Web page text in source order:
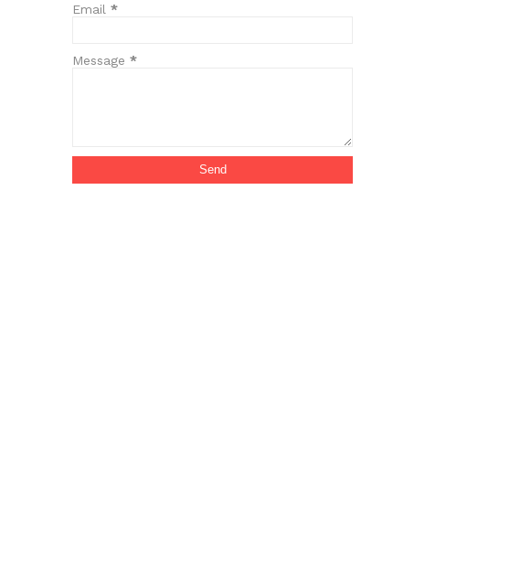
Email*
Message*